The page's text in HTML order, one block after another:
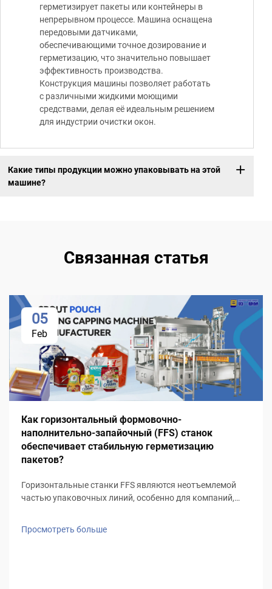
герметизирует пакеты или контейнеры в
непрерывном процессе. Машина оснащена
передовыми датчиками,
обеспечивающими точное дозирование и
герметизацию, что значительно повышает
эффективность производства.
Конструкция машины позволяет работать
с различными жидкими моющими
средствами, делая её идеальным решением
для индустрии очистки окон.
Какие типы продукции можно упаковывать на этой
машине?
Связанная статья
05
Feb
Как горизонтальный формовочно-
наполнительно-запайочный (FFS) станок
обеспечивает стабильную герметизацию
пакетов?
Горизонтальные станки FFS являются неотъемлемой
частью упаковочных линий, особенно для компаний,
стабильность процесса. Обладая более чем 25-летним
опытом, компания HIGH EASY MACHINERY — один из
Просмотреть больше